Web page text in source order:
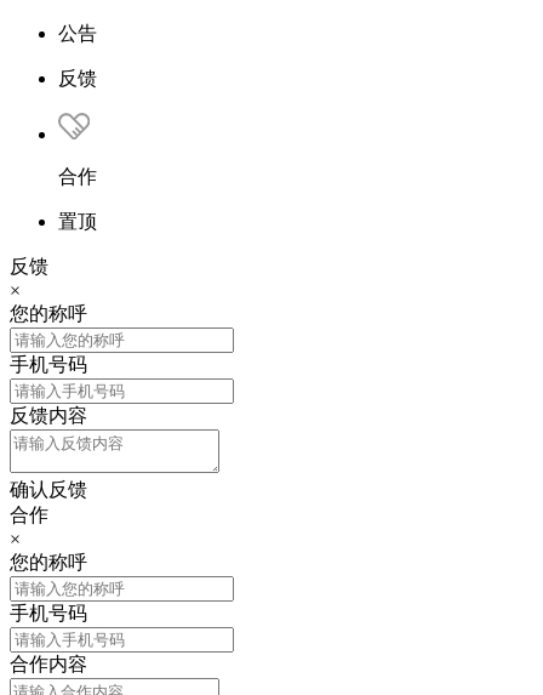
公告
反馈
合作
置顶
反馈
×
您的称呼
手机号码
反馈内容
确认反馈
合作
×
您的称呼
手机号码
合作内容